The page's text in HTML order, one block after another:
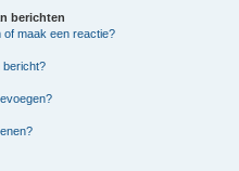
berichten
of maak een reactie?
bericht?